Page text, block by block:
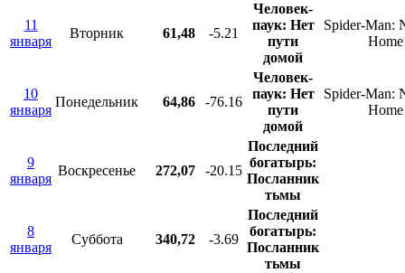
11
января
Вторник 61,48 -5.21
Человек-
паук: Нет
пути
домой
Spider-Man:
Home
10
января
Понедельник 64,86 -76.16
Человек-
паук: Нет
пути
домой
Spider-Man:
Home
9
января
Воскресенье 272,07 -20.15
Последний
богатырь:
Посланник
тьмы
8
января
Суббота 340,72 -3.69
Последний
богатырь:
Посланник
тьмы